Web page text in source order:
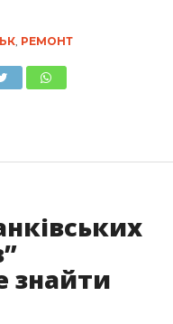
, РЕМОНТ
знайти